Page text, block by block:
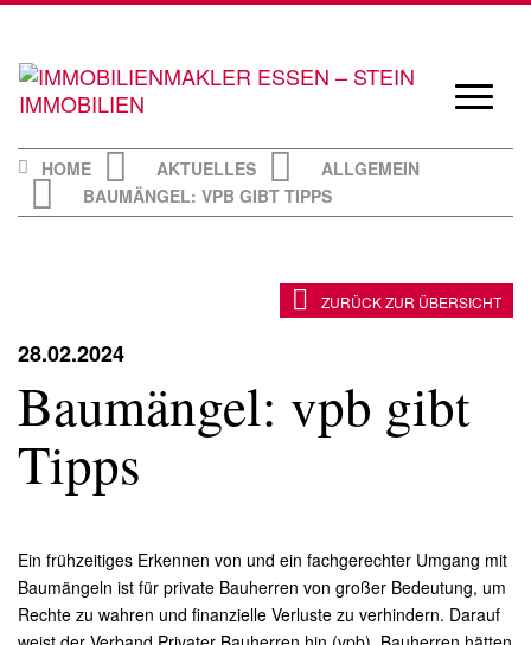
content
öffnen/
HOME
AKTUELLES
ALLGEMEIN
BAUMÄNGEL: VPB GIBT TIPPS
28.02.2024
Baumängel: vpb gibt
Tipps
ZURÜCK ZUR ÜBERSICHT
Ein frühzeitiges Erkennen von und ein fachgerechter Umgang mit
Baumängeln ist für private Bauherren von großer Bedeutung, um
Rechte zu wahren und finanzielle Verluste zu verhindern. Darauf